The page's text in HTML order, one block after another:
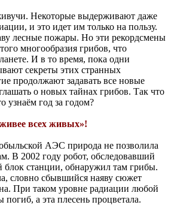
Некоторые выдерживают даже
и это идет им только на пользу.
лесные пожары. Но эти рекордсмены
многообразия грибов, что
И в то время, пока одни
секреты этих странных
продолжают задавать все новые
о новых тайнах грибов. Так что
узнаём год за годом?
всех живых»!
АЭС природа не позволила
В 2002 году робот, обследовавший
блок станции, обнаружил там грибы.
словно сбывшийся наяву сюжет
При таком уровне радиации любой
погиб, а эта плесень процветала.